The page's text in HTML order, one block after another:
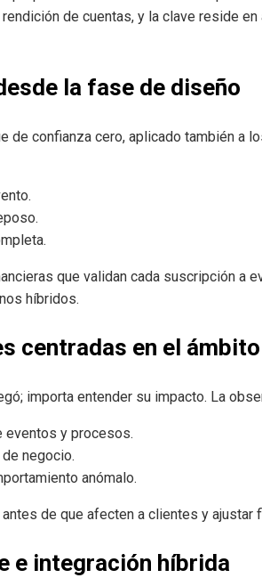
de cuentas, y la clave reside en
la fase de diseño
de confianza cero, aplicado también a
que validan cada suscripción a
híbridos.
centradas en el
importa entender su impacto. La
eventos y procesos.
negocio.
anómalo.
de que afecten a clientes y ajustar
e integración híbrida